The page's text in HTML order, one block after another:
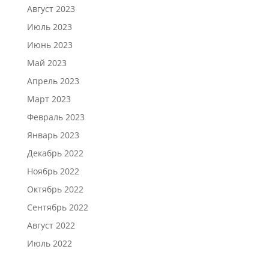
Август 2023
Июль 2023
Июнь 2023
Май 2023
Апрель 2023
Март 2023
Февраль 2023
Январь 2023
Декабрь 2022
Ноябрь 2022
Октябрь 2022
Сентябрь 2022
Август 2022
Июль 2022